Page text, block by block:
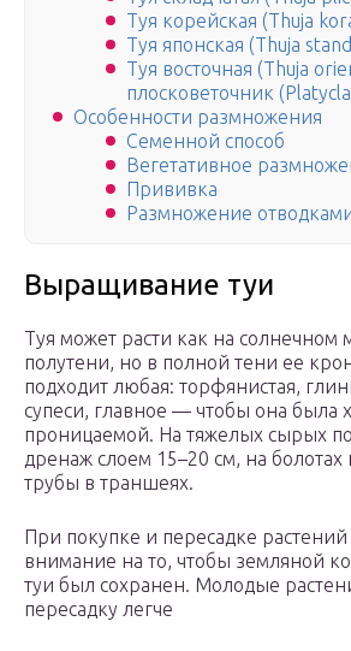
Туя корейская (Thuja
Туя японская (Thuja
Туя восточная (Thuja
плосковеточник
Особенности размножения
Семенной способ
Вегетативное
Прививка
Размножение
Выращивание туи
Туя может расти как на солнечном
полутени, но в полной тени ее
подходит любая: торфянистая,
супеси, главное — чтобы она была
проницаемой. На тяжелых сырых
дренаж слоем 15–20 см, на
трубы в траншеях.
При покупке и пересадке
внимание на то, чтобы земляной
туи был сохранен. Молодые
пересадку легче